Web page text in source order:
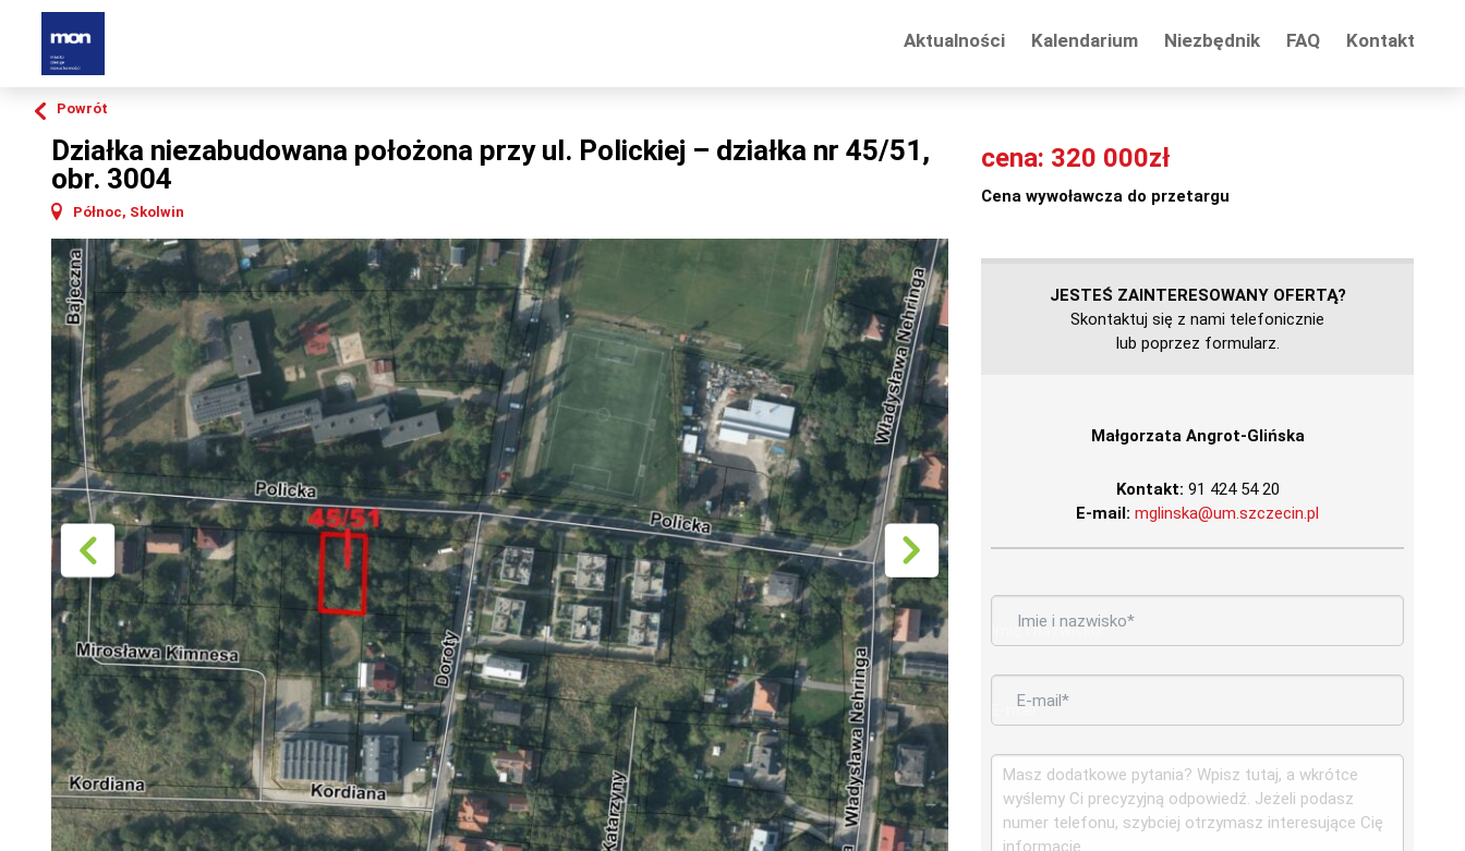
Aktualności Kalendarium Niezbędnik FAQ Kontakt
Powrót
Działka niezabudowana położona przy ul. Polickiej – działka nr 45/51,
obr. 3004
Północ, Skolwin
cena: 320 000zł
Cena wywoławcza do przetargu
JESTEŚ ZAINTERESOWANY OFERTĄ?
Skontaktuj się z nami telefonicznie
lub poprzez formularz.
Małgorzata Angrot-Glińska
Kontakt: 91 424 54 20
E-mail: mglinska@um.szczecin.pl
Imię i nazwisko*
E-mail *